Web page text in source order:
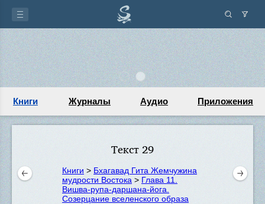
Книги Журналы Аудио Приложения
Текст 29
Книги > Бхагавад Гита Жемчужина
мудрости Востока > Глава 11.
Вишва-рупа-даршана-йога.
Созерцание вселенского образа